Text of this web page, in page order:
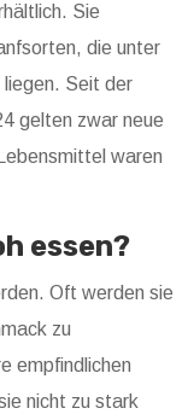
Sie
die unter
Seit der
gelten zwar neue
waren
essen?
Oft werden sie
zu
empfindlichen
nicht zu stark